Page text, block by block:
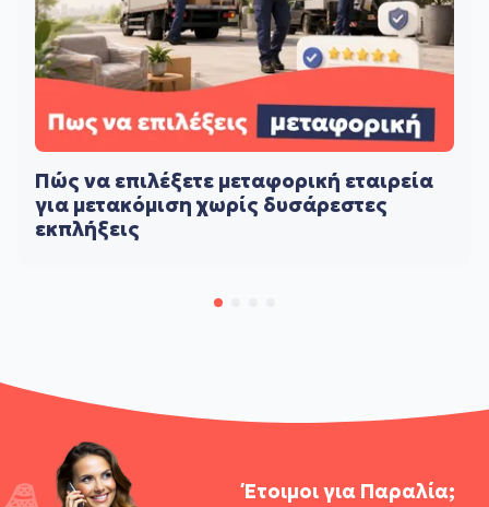
Πώς να επιλέξετε μεταφορική εταιρεία
για μετακόμιση χωρίς δυσάρεστες
εκπλήξεις
Έτοιμοι για Παραλία;